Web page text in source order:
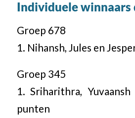
Individuele winnaars
Groep 678
1. Nihansh, Jules en
Groep 345
1. Sriharithra,
punten